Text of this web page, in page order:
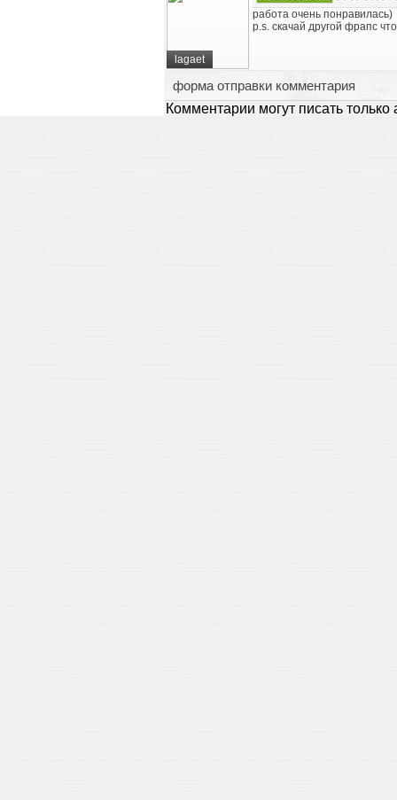
lagaet
работа очень понравилась)
p.s. скачай другой фрапс
форма отправки комментария
Комментарии могут писать